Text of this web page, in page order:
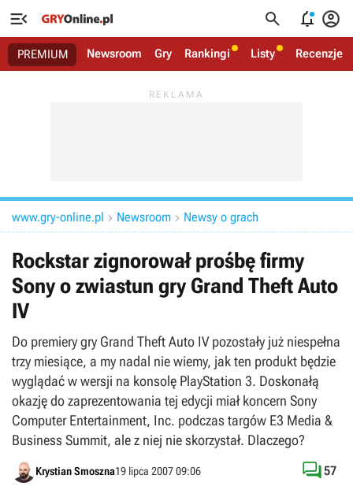
   
PREMIUM Newsroom Gry Rankingi Listy Recenzje
www.gry-online.pl  Newsroom  Newsy o grach
Rockstar zignorował prośbę firmy
Sony o zwiastun gry Grand Theft Auto
IV
Do premiery gry Grand Theft Auto IV pozostały już niespełna
trzy miesiące, a my nadal nie wiemy, jak ten produkt będzie
wyglądać w wersji na konsolę PlayStation 3. Doskonałą
okazję do zaprezentowania tej edycji miał koncern Sony
Computer Entertainment, Inc. podczas targów E3 Media &
Business Summit, ale z niej nie skorzystał. Dlaczego?
Krystian Smoszna19 lipca 2007 09:06 57